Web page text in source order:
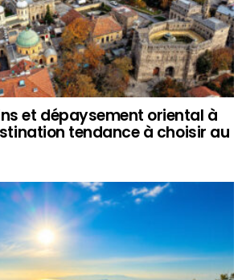
et dépaysement oriental à
tendance à choisir au